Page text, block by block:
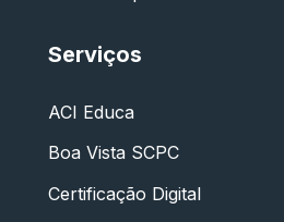
Serviços
ACI Educa
Boa Vista SCPC
Certificação Digital